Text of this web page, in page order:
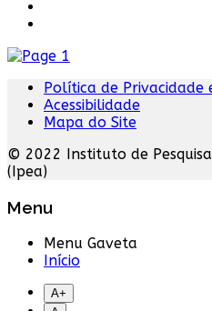
Política de Privacidade
Acessibilidade
Mapa do Site
© 2022 Instituto de
(Ipea)
Menu
Menu Gaveta
Início
A+